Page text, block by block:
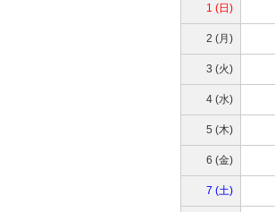
1 (日)
2 (月)
3 (火)
4 (水)
5 (木)
6 (金)
7 (土)